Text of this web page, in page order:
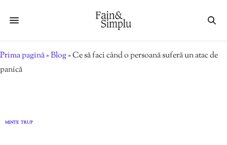
Prima pagină»Blog»Ce să faci când o persoană suferă un atac de
panică
MINTE TRUP